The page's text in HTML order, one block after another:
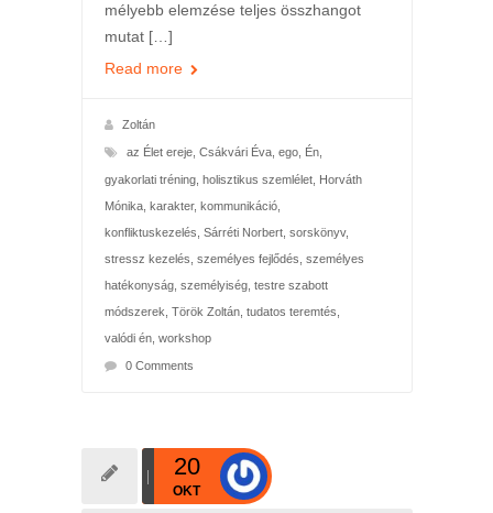
mélyebb elemzése teljes összhangot
mutat […]
Read more
Zoltán
az Élet ereje, Csákvári Éva, ego, Én,
gyakorlati tréning, holisztikus szemlélet, Horváth
Mónika, karakter, kommunikáció,
konfliktuskezelés Sárréti Norbert, sorskönyv,
stressz kezelés személyes fejlődés személyes
hatékonyság, személyiség, testre szabott
módszerek Török Zoltán, tudatos teremtés
valódi én, workshop
0 Comments
20
OKT